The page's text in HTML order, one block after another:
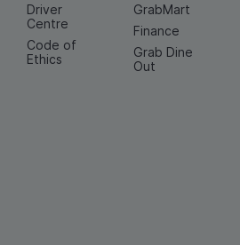
Driver
Centre
Code of
Ethics
GrabMart
Finance
Grab Dine
Out